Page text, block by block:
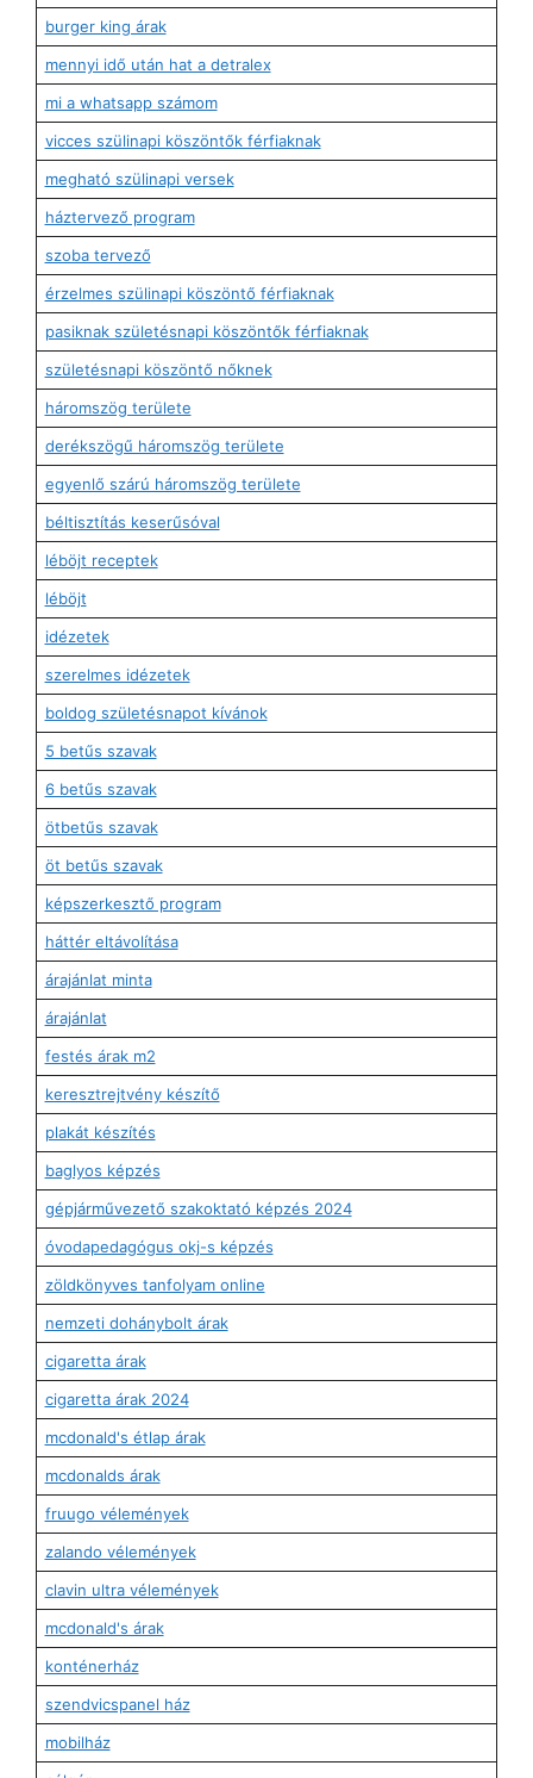
burger king árak
mennyi idő után hat a detralex
mi a whatsapp számom
vicces szülinapi köszöntők férfiaknak
megható szülinapi versek
háztervező program
szoba tervező
érzelmes szülinapi köszöntő férfiaknak
pasiknak születésnapi köszöntők férfiaknak
születésnapi köszöntő nőknek
háromszög területe
derékszögű háromszög területe
egyenlő szárú háromszög területe
béltisztítás keserűsóval
léböjt receptek
léböjt
idézetek
szerelmes idézetek
boldog születésnapot kívánok
5 betűs szavak
6 betűs szavak
ötbetűs szavak
öt betűs szavak
képszerkesztő program
háttér eltávolítása
árajánlat minta
árajánlat
festés árak m2
keresztrejtvény készítő
plakát készítés
baglyos képzés
gépjárművezető szakoktató képzés 2024
óvodapedagógus okj-s képzés
zöldkönyves tanfolyam online
nemzeti dohánybolt árak
cigaretta árak
cigaretta árak 2024
mcdonald's étlap árak
mcdonalds árak
fruugo vélemények
zalando vélemények
clavin ultra vélemények
mcdonald's árak
konténerház
szendvicspanel ház
mobilház